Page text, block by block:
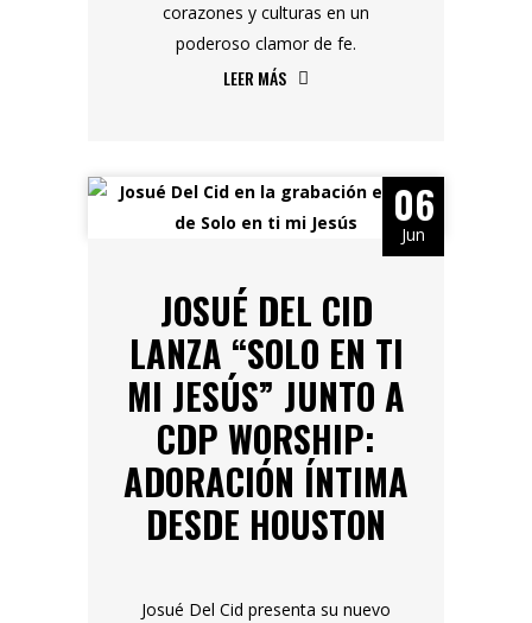
corazones y culturas en un
poderoso clamor de fe.
LEER MÁS
06
Jun
JOSUÉ DEL CID
LANZA “SOLO EN TI
MI JESÚS” JUNTO A
CDP WORSHIP:
ADORACIÓN ÍNTIMA
DESDE HOUSTON
Josué Del Cid presenta su nuevo